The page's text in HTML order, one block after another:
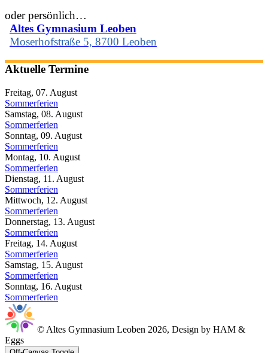
oder persönlich…
Altes Gymnasium Leoben
Moserhofstraße 5, 8700 Leoben
Aktuelle Termine
Freitag, 07. August
Sommerferien
Samstag, 08. August
Sommerferien
Sonntag, 09. August
Sommerferien
Montag, 10. August
Sommerferien
Dienstag, 11. August
Sommerferien
Mittwoch, 12. August
Sommerferien
Donnerstag, 13. August
Sommerferien
Freitag, 14. August
Sommerferien
Samstag, 15. August
Sommerferien
Sonntag, 16. August
Sommerferien
© Altes Gymnasium Leoben 2026, Design by HAM &
Eggs